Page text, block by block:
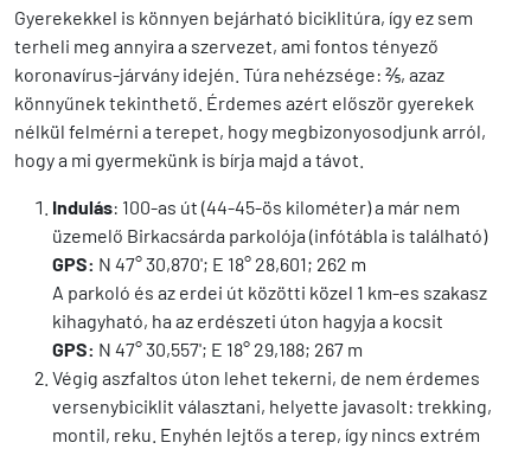
Gyerekekkel is könnyen bejárható biciklitúra, így ez sem
terheli meg annyira a szervezet, ami fontos tényező
koronavírus-járvány idején. Túra nehézsége: ⅖, azaz
könnyűnek tekinthető. Érdemes azért először gyerekek
nélkül felmérni a terepet, hogy megbizonyosodjunk arról,
hogy a mi gyermekünk is bírja majd a távot.
Indulás: 100-as út (44-45-ös kilométer) a már nem
üzemelő Birkacsárda parkolója (infótábla is található)
GPS: N 47° 30,870'; E 18° 28,601; 262 m
A parkoló és az erdei út közötti közel 1 km-es szakasz
kihagyható, ha az erdészeti úton hagyja a kocsit
GPS: N 47° 30,557'; E 18° 29,188; 267 m
Végig aszfaltos úton lehet tekerni, de nem érdemes
versenybiciklit választani, helyette javasolt: trekking,
montil, reku. Enyhén lejtős a terep, így nincs extrém